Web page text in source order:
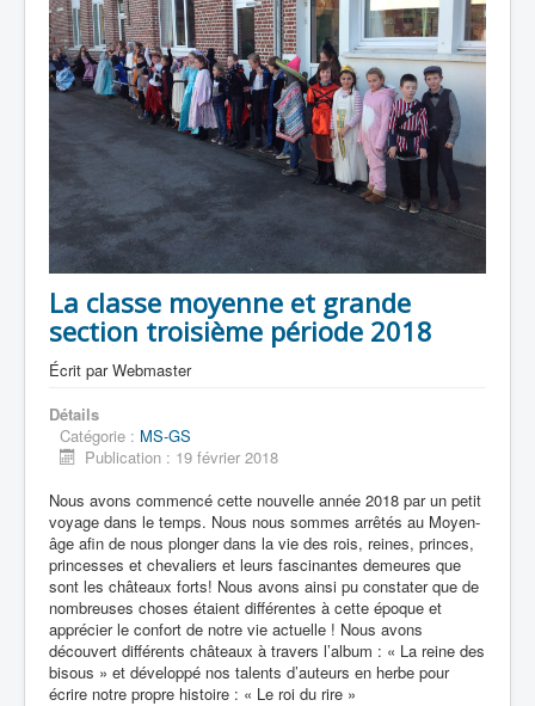
La classe moyenne et grande
section troisième période 2018
Écrit parWebmaster
Détails
Catégorie : MS-GS
Publication : 19 février 2018
Nous avons commencé cette nouvelle année 2018 par un petit
voyage dans le temps. Nous nous sommes arrêtés au Moyen-
âge afin de nous plonger dans la vie des rois, reines, princes,
princesses et chevaliers et leurs fascinantes demeures que
sont les châteaux forts! Nous avons ainsi pu constater que de
nombreuses choses étaient différentes à cette époque et
apprécier le confort de notre vie actuelle ! Nous avons
découvert différents châteaux à travers l’album : « La reine des
bisous » et développé nos talents d’auteurs en herbe pour
écrire notre propre histoire : « Le roi du rire »